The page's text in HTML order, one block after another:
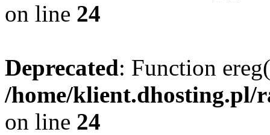
on line 24
Deprecated: Function
/home/klient.dhosting.pl/
on line 24